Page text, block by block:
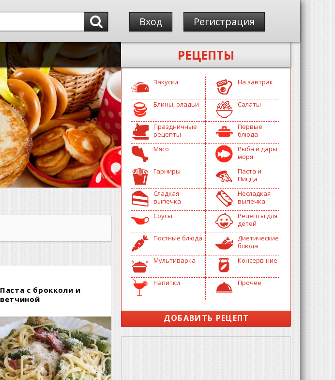
Вход Регистрация
РЕЦЕПТЫ
Паста с брокколи и
ветчиной
Закуски На завтрак
Блины, оладьи Салаты
Праздничные
рецепты
Первые
блюда
Мясо
Рыба и дары
моря
Гарниры
Паста и
Пицца
Сладкая
выпечка
Несладкая
выпечка
Соусы
Рецепты для
детей
Постные блюда
Диетические
блюда
Мультиварка
Консерв-ние
Напитки Прочее
ДОБАВИТЬ РЕЦЕПТ